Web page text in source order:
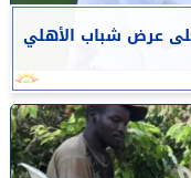
عرض شباب الأهلي